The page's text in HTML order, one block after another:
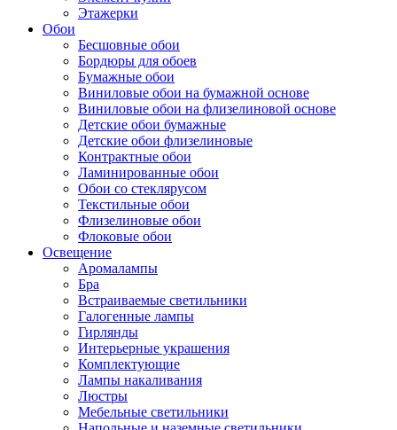
Этажерки
Обои
Бесшовные обои
Бордюры для обоев
Бумажные обои
Виниловые обои на бумажной основе
Виниловые обои на флизелиновой основе
Детские обои бумажные
Детские обои флизелиновые
Контрактные обои
Ламинированные обои
Обои со стеклярусом
Текстильные обои
Флизелиновые обои
Флоковые обои
Освещение
Аромалампы
Бра
Встраиваемые светильники
Галогенные лампы
Гирлянды
Интерьерные украшения
Комплектующие
Лампы накаливания
Люстры
Мебельные светильники